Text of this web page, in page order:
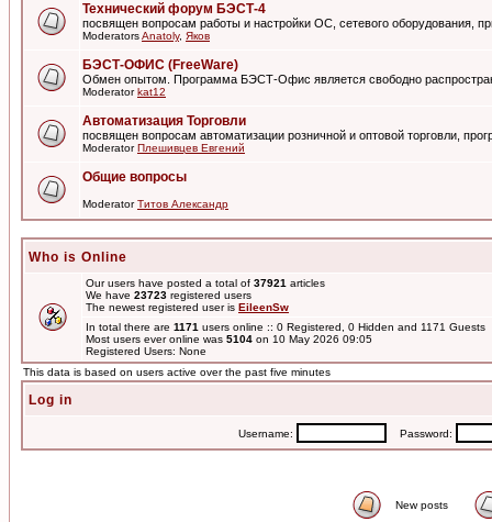
Технический форум БЭСТ-4
посвящен вопросам работы и настройки ОС, сетевого оборудования,
ModeratorsAnatoly, Яков
БЭСТ-ОФИС (FreeWare)
Обмен опытом. Программа БЭСТ-Офис является свободно
Moderatorkat12
Автоматизация Торговли
посвящен вопросам автоматизации розничной и оптовой торговли,
ModeratorПлешивцев Евгений
Общие вопросы
ModeratorТитов Александр
Who is Online
Our users have posted a total of 37921 articles
We have 23723 registered users
The newest registered user is EileenSw
In total there are 1171 users online :: 0 Registered, 0 Hidden and 1171
Most users ever online was 5104 on 10 May 2026 09:05
Registered Users: None
This data is based on users active over the past five minutes
Log in
Username: Password:
New posts